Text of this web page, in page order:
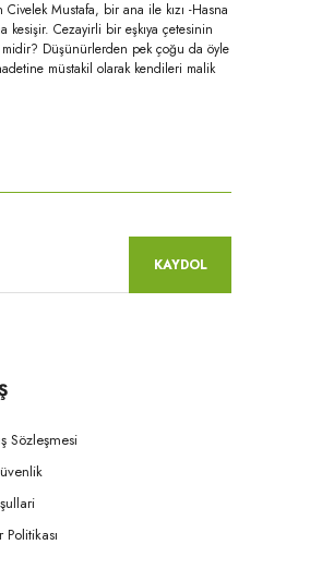
Mustafa, bir ana ile kızı -Hasna
kesişir. Cezayirli bir eşkıya çetesinin
midir? Düşünürlerden pek çoğu da öyle
müstakil olarak kendileri malik
KAYDOL
Sözleşmesi